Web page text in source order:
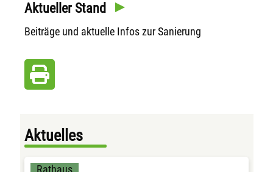
Aktueller Stand
Beiträge und aktuelle Infos zur Sanierung
Aktuelles
Rathaus